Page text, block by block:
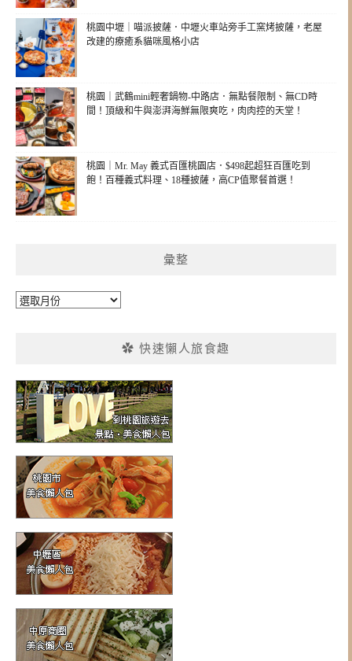
桃園中壢｜喵派披薩．中壢火車站旁手工窯烤披薩，老屋
改建的療癒系貓咪風格小店
桃園｜武鶴mini輕奢鍋物-中路店．無點餐限制、無CD時
間！頂級和牛與澎湃海鮮無限爽吃，肉肉控的天堂！
桃園｜Mr. May 義式百匯桃園店．$498起超狂百匯吃到
飽！百種義式料理、18種披薩，高CP值聚餐首選！
彙整
彙
✿ 快速懶人旅食趣